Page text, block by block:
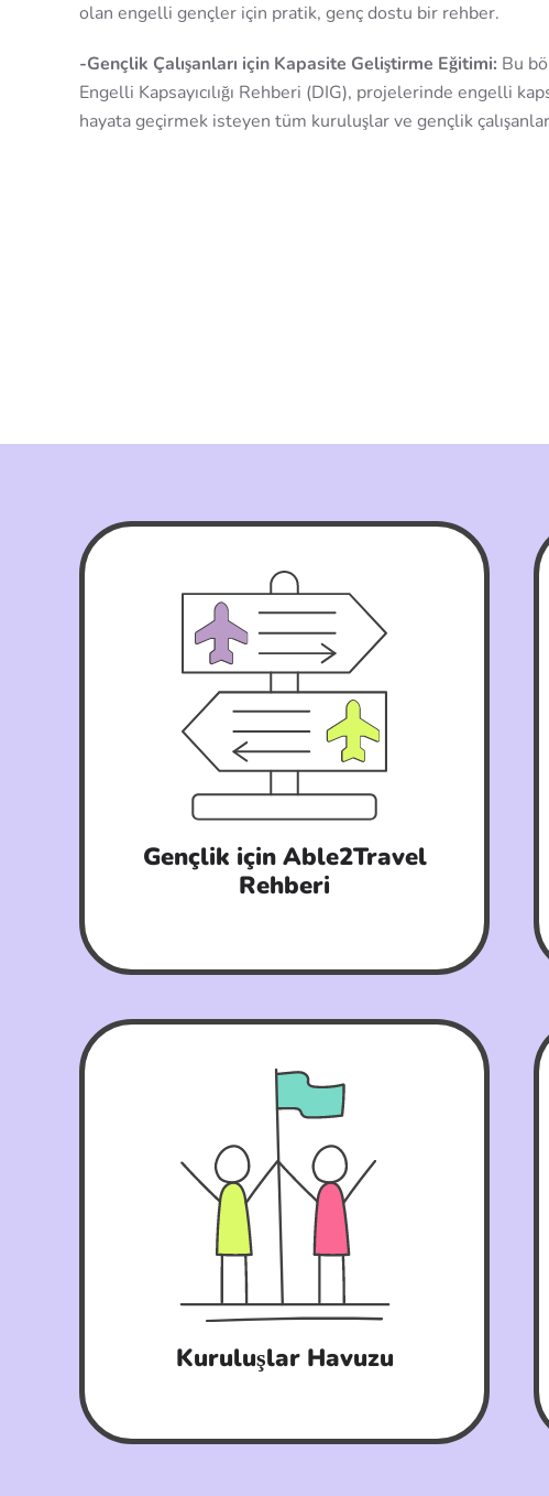
olan engelli gençler için pratik, genç dostu bir rehber.
-Gençlik Çalışanları için Kapasite Geliştirme Eğitimi: Bu
Engelli Kapsayıcılığı Rehberi (DIG), projelerinde engelli
hayata geçirmek isteyen tüm kuruluşlar ve gençlik
Gençlik için Able2Travel
Rehberi
Kuruluşlar Havuzu